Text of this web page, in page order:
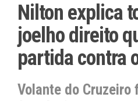
Nilton explica
joelho direito
partida contra
Volante do